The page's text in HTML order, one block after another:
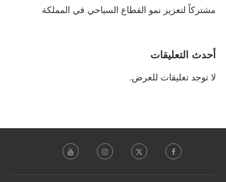
مشتركاً لتعزيز نمو القطاع السياحي في المملكة
أحدث التعليقات
لا توجد تعليقات للعرض.